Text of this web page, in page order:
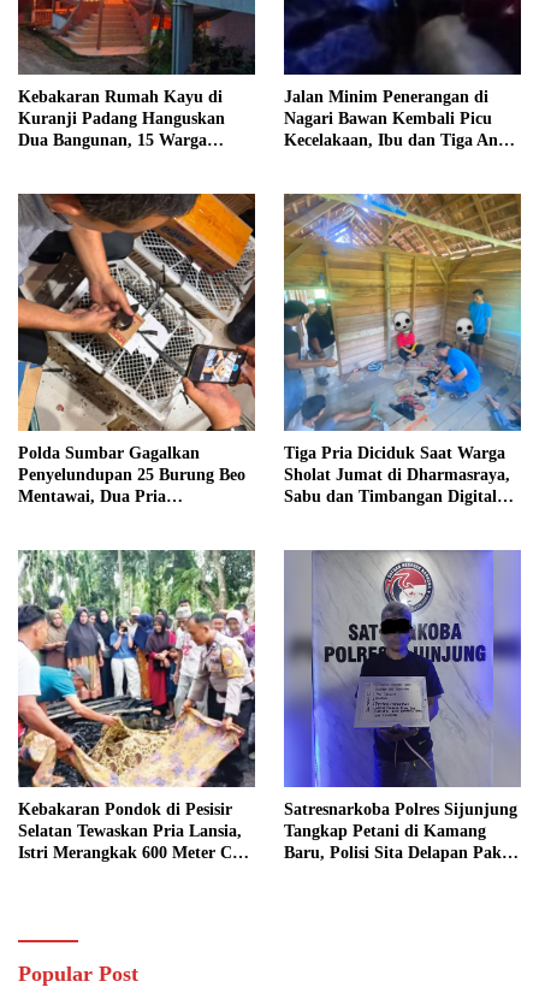
Kebakaran Rumah Kayu di
Kuranji Padang Hanguskan
Dua Bangunan, 15 Warga
Jalan Minim Penerangan di
Nagari Bawan Kembali Picu
Kecelakaan, Ibu dan Tiga Anak
Polda Sumbar Gagalkan
Penyelundupan 25 Burung Beo
Mentawai, Dua Pria
Tiga Pria Diciduk Saat Warga
Sholat Jumat di Dharmasraya,
Sabu dan Timbangan Digital
Kebakaran Pondok di Pesisir
Selatan Tewaskan Pria Lansia,
Istri Merangkak 600 Meter Cari
Satresnarkoba Polres Sijunjung
Tangkap Petani di Kamang
Baru, Polisi Sita Delapan Paket
Popular Post